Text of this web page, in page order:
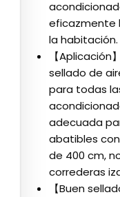
eficazmente
la habitación.
【
sellado de
para todas
adecuada
abatibles
de 400 cm,
correderas
【Buen